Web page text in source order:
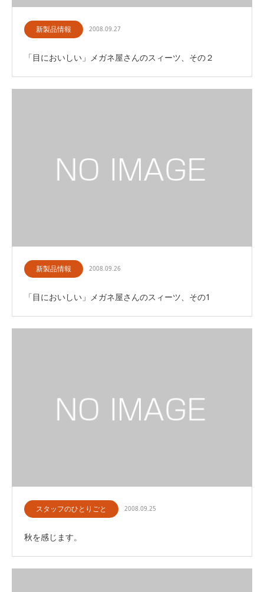
新製品情報 2008.09.27
「目においしい」メガネ屋さんのスィーツ、その２
新製品情報 2008.09.26
「目においしい」メガネ屋さんのスィーツ、その1
スタッフのひとりごと 2008.09.25
秋を感じます。